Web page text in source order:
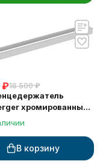
₽16 500 ₽
хромированный
двойной 60 см
В корзину